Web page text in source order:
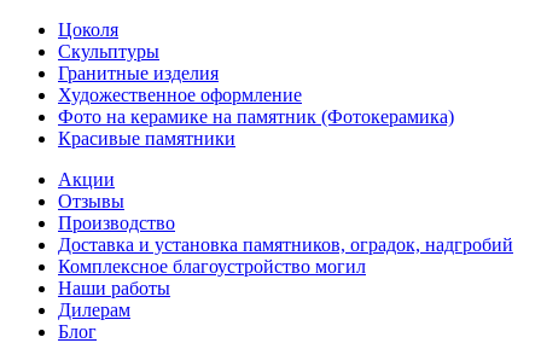
Цоколя
Скульптуры
Гранитные изделия
Художественное оформление
Фото на керамике на памятник (Фотокерамика)
Красивые памятники
Акции
Отзывы
Производство
Доставка и установка памятников, оградок, надгробий
Комплексное благоустройство могил
Наши работы
Дилерам
Блог